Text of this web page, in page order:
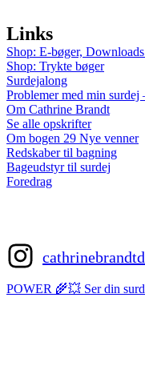
Links
Shop: E-bøger,
Shop: Trykte bøger
Surdejalong
Problemer med min surdej
Om Cathrine Brandt
Se alle opskrifter
Om bogen 29 Nye venner
Redskaber til bagning
Bageudstyr til surdej
Foredrag
POWER 🌾💥 Ser din